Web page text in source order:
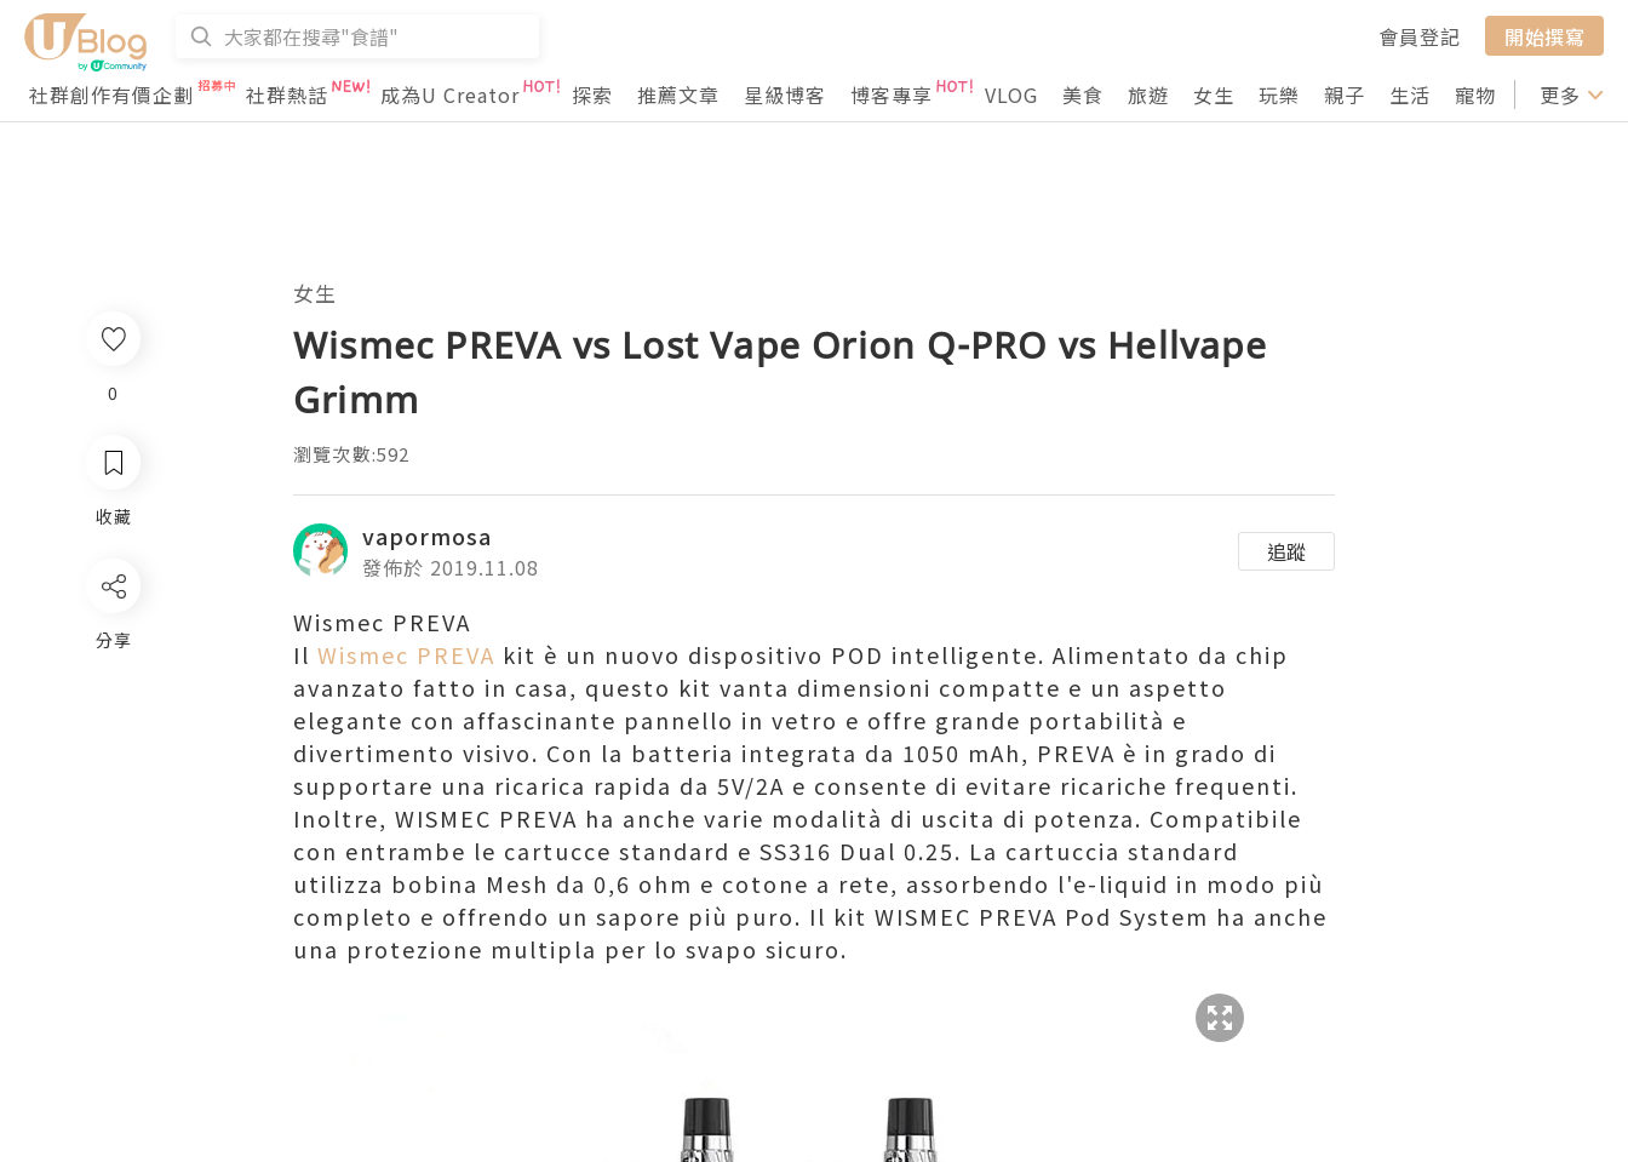
會員登記
開始撰寫
社群創作有價企劃
社群熱話 成為U Creator 探索 推薦文章 星級博客 博客專享 VLOG 美食 旅遊 女生 玩樂 親子 生活 寵物 行山 打卡
更多
0
收藏
分享
女生
Wismec PREVA vs Lost Vape Orion Q-PRO vs Hellvape
Grimm
瀏覽次數:592
vapormosa
發佈於 2019.11.08
追蹤
Wismec PREVA
Il Wismec PREVA kit è un nuovo dispositivo POD intelligente. Alimentato da chip
avanzato fatto in casa, questo kit vanta dimensioni compatte e un aspetto
elegante con affascinante pannello in vetro e offre grande portabilità e
divertimento visivo. Con la batteria integrata da 1050 mAh, PREVA è in grado di
supportare una ricarica rapida da 5V/2A e consente di evitare ricariche frequenti.
Inoltre, WISMEC PREVA ha anche varie modalità di uscita di potenza. Compatibile
con entrambe le cartucce standard e SS316 Dual 0.25. La cartuccia standard
utilizza bobina Mesh da 0,6 ohm e cotone a rete, assorbendo l'e-liquid in modo più
completo e offrendo un sapore più puro. Il kit WISMEC PREVA Pod System ha anche
una protezione multipla per lo svapo sicuro.